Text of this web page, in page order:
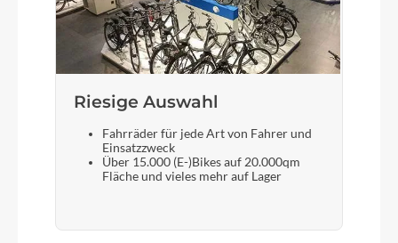
Akku
Laufradgröße
Mix: 29 Zoll / 27,5+ Zoll
Schalthebel
Riesige Auswahl
Fahrräder für jede Art von Fahrer und
Einsatzzweck
Über 15.000 (E-)Bikes auf 20.000qm
Fläche und vieles mehr auf Lager